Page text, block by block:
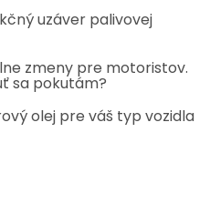
uzáver palivovej
zmeny pre motoristov.
sa pokutám?
olej pre váš typ vozidla